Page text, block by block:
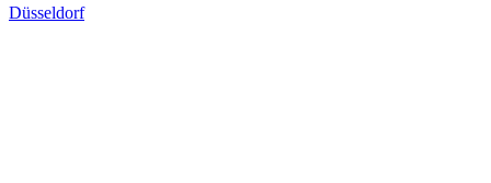
Düsseldorf